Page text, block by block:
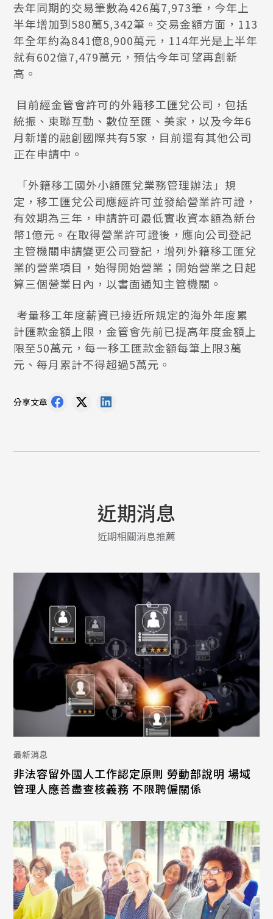
去年同期的交易筆數為426萬7,973筆，今年上
半年增加到580萬5,342筆。交易金額方面，113
年全年約為841億8,900萬元，114年光是上半年
就有602億7,479萬元，預估今年可望再創新
高。
目前經金管會許可的外籍移工匯兌公司，包括
統振、東聯互動、數位至匯、美家，以及今年6
月新增的融創國際共有5家，目前還有其他公司
正在申請中。
「外籍移工國外小額匯兌業務管理辦法」規
定，移工匯兌公司應經許可並發給營業許可證，
有效期為三年，申請許可最低實收資本額為新台
幣1億元。在取得營業許可證後，應向公司登記
主管機關申請變更公司登記，增列外籍移工匯兌
業的營業項目，始得開始營業；開始營業之日起
算三個營業日內，以書面通知主管機關。
考量移工年度薪資已接近所規定的海外年度累
計匯款金額上限，金管會先前已提高年度金額上
限至50萬元，每一移工匯款金額每筆上限3萬
元、每月累計不得超過5萬元。
分享文章
近期消息
近期相關消息推薦
最新消息
非法容留外國人工作認定原則 勞動部說明 場域
管理人應善盡查核義務 不限聘僱關係